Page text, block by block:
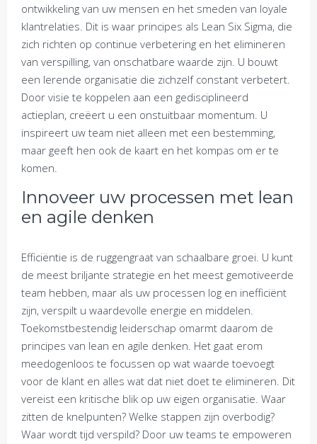
ontwikkeling van uw mensen en het smeden van loyale
klantrelaties. Dit is waar principes als Lean Six Sigma, die
zich richten op continue verbetering en het elimineren
van verspilling, van onschatbare waarde zijn. U bouwt
een lerende organisatie die zichzelf constant verbetert.
Door visie te koppelen aan een gedisciplineerd
actieplan, creëert u een onstuitbaar momentum. U
inspireert uw team niet alleen met een bestemming,
maar geeft hen ook de kaart en het kompas om er te
komen.
Innoveer uw processen met lean
en agile denken
Efficiëntie is de ruggengraat van schaalbare groei. U kunt
de meest briljante strategie en het meest gemotiveerde
team hebben, maar als uw processen log en inefficiënt
zijn, verspilt u waardevolle energie en middelen.
Toekomstbestendig leiderschap omarmt daarom de
principes van lean en agile denken. Het gaat erom
meedogenloos te focussen op wat waarde toevoegt
voor de klant en alles wat dat niet doet te elimineren. Dit
vereist een kritische blik op uw eigen organisatie. Waar
zitten de knelpunten? Welke stappen zijn overbodig?
Waar wordt tijd verspild? Door uw teams te empoweren